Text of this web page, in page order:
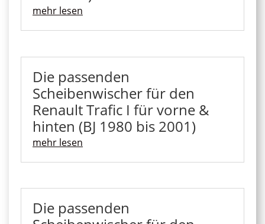
mehr lesen
Die passenden
Scheibenwischer für den
Renault Trafic I für vorne &
hinten (BJ 1980 bis 2001)
mehr lesen
Die passenden